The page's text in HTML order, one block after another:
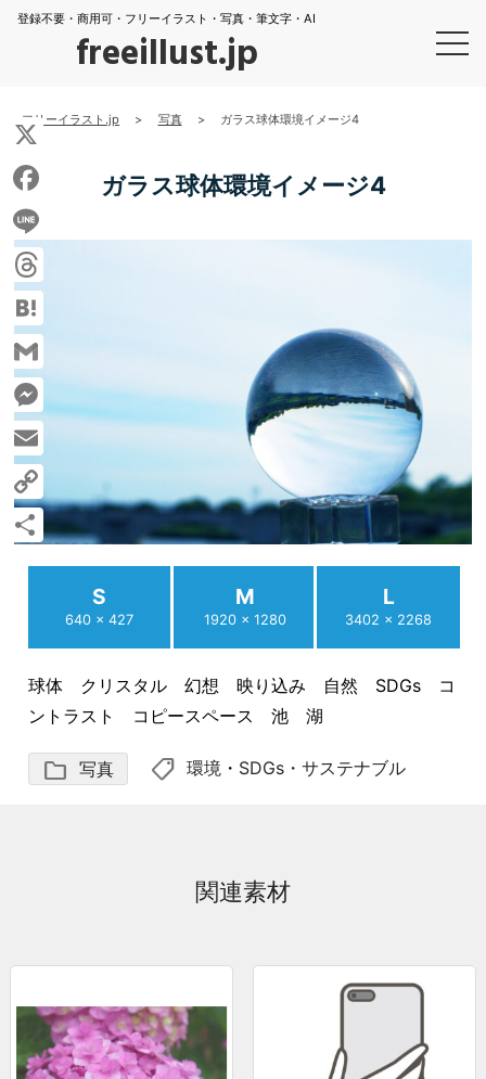
登録不要・商用可・フリーイラスト・写真・筆文字・AI
freeillust.jp
フリーイラスト.jp > 写真 > ガラス球体環境イメージ4
ガラス球体環境イメージ4
S
640 × 427
M
1920 × 1280
L
3402 × 2268
球体 クリスタル 幻想 映り込み 自然 SDGs コ
ントラスト コピースペース 池 湖
folder 写真 shoppingmode 環境 ・ SDGs・サステナブル
関連素材
X
Facebook
Line
Threads
Hatena
Gmail
Messenger
Email
Copy
Link